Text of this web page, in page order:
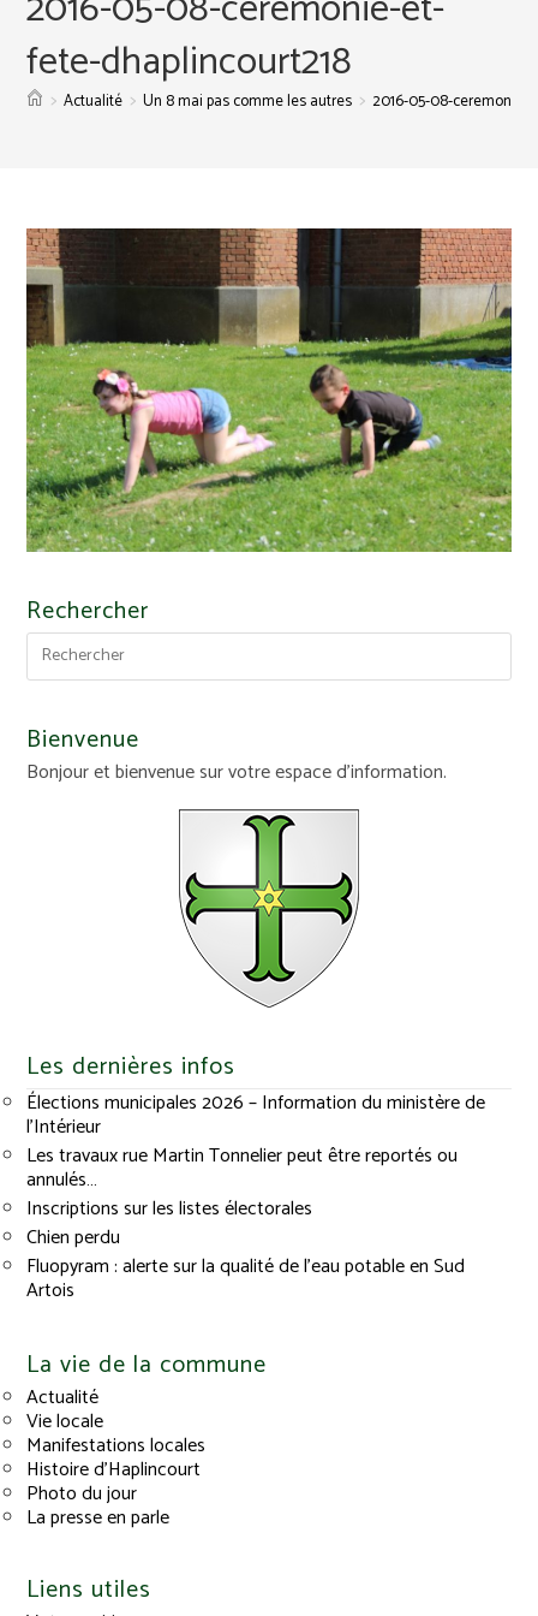
fete-dhaplincourt218
> Actualité > Un 8 mai pas comme les autres > 2016-05-08-ceremonie-
Rechercher
Bienvenue
Bonjour et bienvenue sur votre espace d'information.
Les dernières infos
Élections municipales 2026 – Information du ministère de
l’Intérieur
Les travaux rue Martin Tonnelier peut être reportés ou
annulés…
Inscriptions sur les listes électorales
Chien perdu
Fluopyram : alerte sur la qualité de l’eau potable en Sud
Artois
La vie de la commune
Actualité
Vie locale
Manifestations locales
Histoire d’Haplincourt
Photo du jour
La presse en parle
Liens utiles